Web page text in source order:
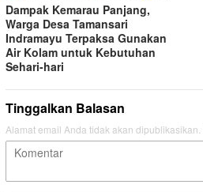
Dampak Kemarau Panjang,
Warga Desa Tamansari
Indramayu Terpaksa Gunakan
Air Kolam untuk Kebutuhan
Sehari-hari
Tinggalkan Balasan
Alamat email Anda tidak akan dipublikasikan.